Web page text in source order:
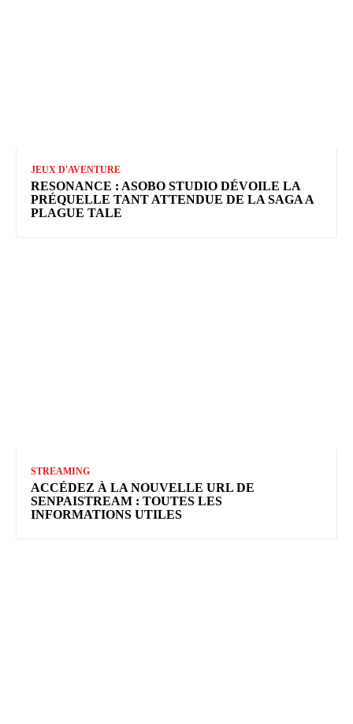
JEUX D'AVENTURE
RESONANCE : ASOBO STUDIO DÉVOILE LA
PRÉQUELLE TANT ATTENDUE DE LA SAGA A
PLAGUE TALE
STREAMING
ACCÉDEZ À LA NOUVELLE URL DE
SENPAISTREAM : TOUTES LES
INFORMATIONS UTILES